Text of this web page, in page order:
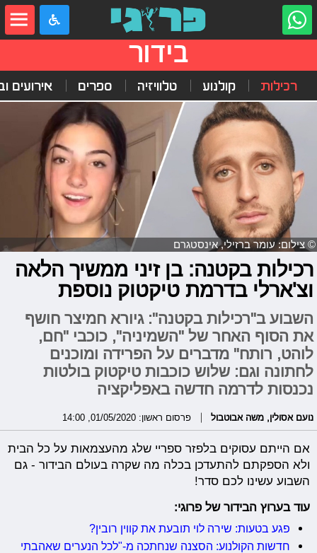
בידור
רכילות קולנוע טלוויזיה ספרים אירועים
© צילום: עומר ברזילי, אינסטגרם
רכילות בקטנה: בן זיני ממשיך הלאה
וצ'ארלי בדרמת טיקטוק נוספת
השבוע ב"רכילות בקטנה": גיורא חמיצר חושף
את הסוף האחר של "השמיניה", כוכבי "חם,
לוהט, רותח" מדברים על הפרידה ומוכנים
לחתונה וגם: שלוש כוכבות טיקטוק בולטות
נכנסות לדרמה חדשה באפליקציה
נועם אסולין, משה אבוטבול פרסום ראשון: 01/05/2020, 14:00
אם הייתם עסוקים בלפזר ספריי שלג מהעצמאות על כל הבית
ולא הספקתם להתעדכן בכלה מה שקרה בעולם הבידור - גם
השבוע עשינו לכם סדר!
עוד בערוץ הבידור של פרוגי:
פגע בטעות: שירה לוי תובעת את קווין רובין?
חדשות הקולנוע: הסצנה שנחתכה מ-"לכל הנערים שאהבתי